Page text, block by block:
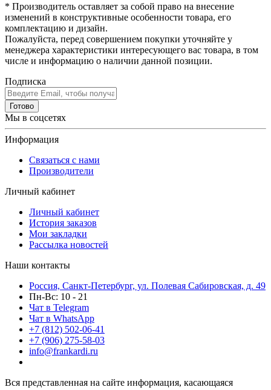
* Производитель оставляет за собой право на внесение
изменений в конструктивные особенности товара, его
комплектацию и дизайн.
Пожалуйста, перед совершением покупки уточняйте у
менеджера характеристики интересующего вас товара, в том
числе и информацию о наличии данной позиции.
Подписка
Готово
Мы в соцсетях
Информация
Связаться с нами
Производители
Личный кабинет
Личный кабинет
История заказов
Мои закладки
Рассылка новостей
Наши контакты
Россия, Санкт-Петербург, ул. Полевая Сабировская, д. 49
Пн-Вс: 10 - 21
Чат в Telegram
Чат в WhatsApp
+7 (812) 502-06-41
+7 (906) 275-58-03
info@frankardi.ru
Вся представленная на сайте информация, касающаяся